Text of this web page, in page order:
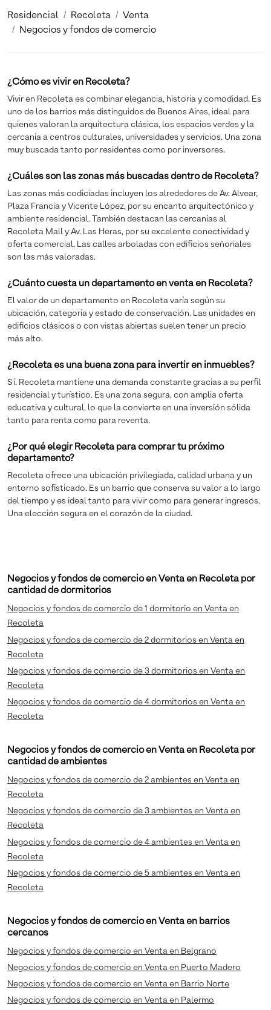
Residencial Recoleta
Venta
Negocios y fondos de comercio
¿Cómo es vivir en Recoleta?
Vivir en Recoleta es combinar elegancia, historia y comodidad. Es
uno de los barrios más distinguidos de Buenos Aires, ideal para
quienes valoran la arquitectura clásica, los espacios verdes y la
cercanía a centros culturales, universidades y servicios. Una zona
muy buscada tanto por residentes como por inversores.
¿Cuáles son las zonas más buscadas dentro de Recoleta?
Las zonas más codiciadas incluyen los alrededores de Av. Alvear,
Plaza Francia y Vicente López, por su encanto arquitectónico y
ambiente residencial. También destacan las cercanías al
Recoleta Mall y Av. Las Heras, por su excelente conectividad y
oferta comercial. Las calles arboladas con edificios señoriales
son las más valoradas.
¿Cuánto cuesta un departamento en venta en Recoleta?
El valor de un departamento en Recoleta varía según su
ubicación, categoría y estado de conservación. Las unidades en
edificios clásicos o con vistas abiertas suelen tener un precio
más alto.
¿Recoleta es una buena zona para invertir en inmuebles?
Sí. Recoleta mantiene una demanda constante gracias a su perfil
residencial y turístico. Es una zona segura, con amplia oferta
educativa y cultural, lo que la convierte en una inversión sólida
tanto para renta como para reventa.
¿Por qué elegir Recoleta para comprar tu próximo
departamento?
Recoleta ofrece una ubicación privilegiada, calidad urbana y un
entorno sofisticado. Es un barrio que conserva su valor a lo largo
del tiempo y es ideal tanto para vivir como para generar ingresos.
Una elección segura en el corazón de la ciudad.
Negocios y fondos de comercio en Venta en Recoleta por
cantidad de dormitorios
Negocios y fondos de comercio de 1 dormitorio en Venta en
Recoleta
Negocios y fondos de comercio de 2 dormitorios en Venta en
Recoleta
Negocios y fondos de comercio de 3 dormitorios en Venta en
Recoleta
Negocios y fondos de comercio de 4 dormitorios en Venta en
Recoleta
Negocios y fondos de comercio en Venta en Recoleta por
cantidad de ambientes
Negocios y fondos de comercio de 2 ambientes en Venta en
Recoleta
Negocios y fondos de comercio de 3 ambientes en Venta en
Recoleta
Negocios y fondos de comercio de 4 ambientes en Venta en
Recoleta
Negocios y fondos de comercio de 5 ambientes en Venta en
Recoleta
Negocios y fondos de comercio en Venta en barrios
cercanos
Negocios y fondos de comercio en Venta en Belgrano
Negocios y fondos de comercio en Venta en Puerto Madero
Negocios y fondos de comercio en Venta en Barrio Norte
Negocios y fondos de comercio en Venta en Palermo